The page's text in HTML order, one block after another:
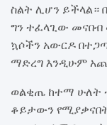
ስልት ሊሆን ይችላል።
ግን ተፈላጊው መናበብ
ኳሶችን አውርዶ
ማድረግ እንዲሁም
ወልቂጤ ከተማ ሁለት
ቆይታውን